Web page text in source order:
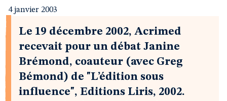
4 janvier 2003
Le 19 décembre 2002, Acrimed
recevait pour un débat Janine
Brémond, coauteur (avec Greg
Bémond) de "L’édition sous
influence", Editions Liris, 2002.